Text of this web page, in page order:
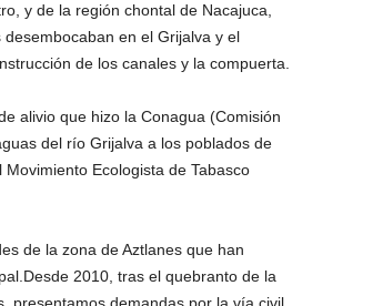
y de la región chontal de Nacajuca,
en el Grijalva y el
de los canales y la compuerta.
alivio que hizo la Conagua (Comisión
del río Grijalva a los poblados de
Ecologista de Tabasco
de la zona de Aztlanes que han
2010, tras el quebranto de la